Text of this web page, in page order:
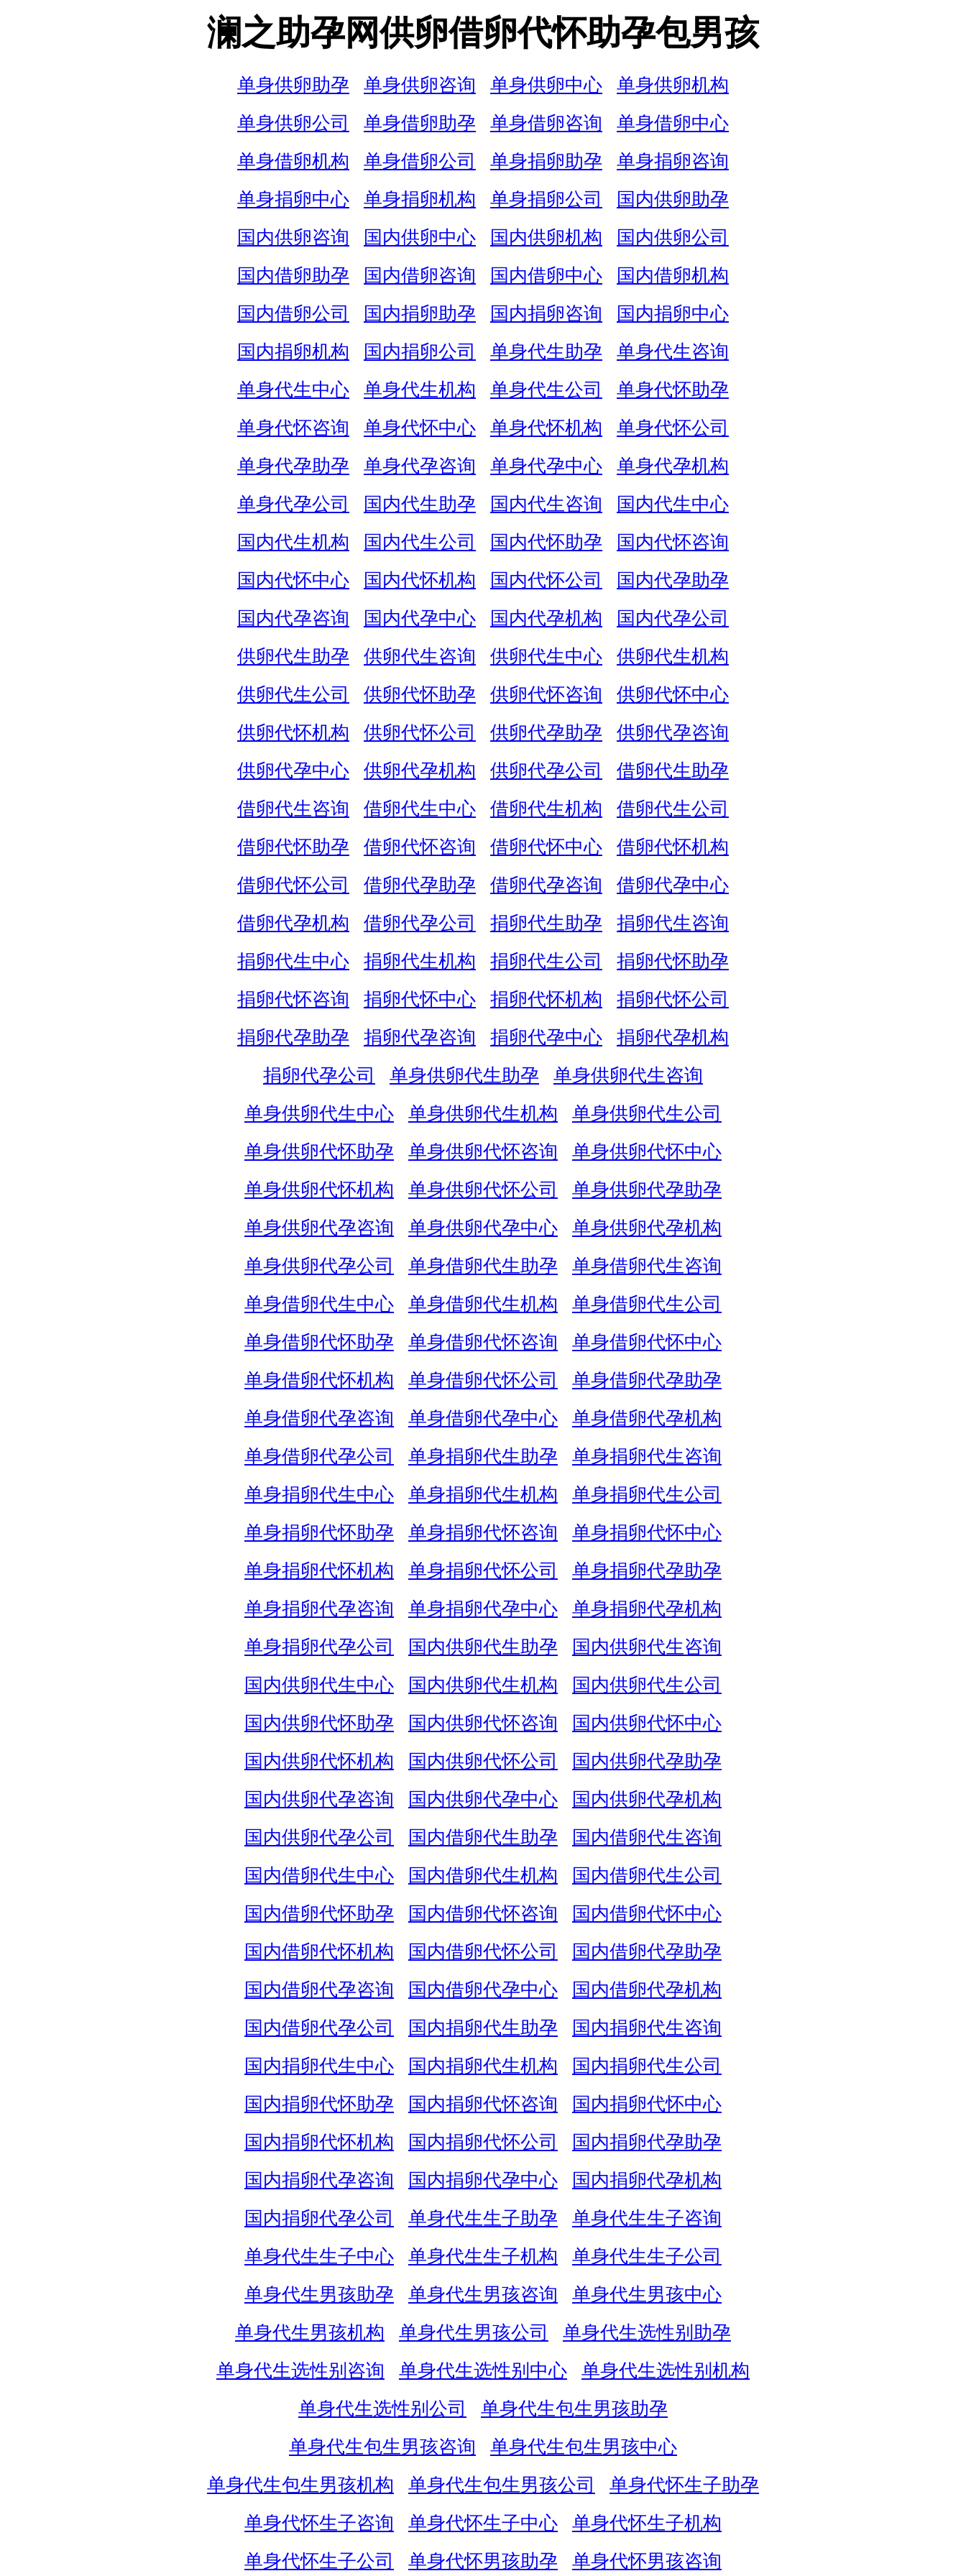
澜之助孕网供卵借卵代怀助孕包男孩
单身供卵助孕 单身供卵咨询 单身供卵中心
单身供卵机构
单身供卵公司
单身借卵助孕 单身借卵咨询
单身借卵中心
单身借卵机构
单身借卵公司 单身捐卵助孕
单身捐卵咨询
单身捐卵中心
单身捐卵机构 单身捐卵公司
国内供卵助孕
国内供卵咨询
国内供卵中心 国内供卵机构
国内供卵公司
国内借卵助孕
国内借卵咨询 国内借卵中心
国内借卵机构
国内借卵公司
国内捐卵助孕 国内捐卵咨询
国内捐卵中心
国内捐卵机构
国内捐卵公司 单身代生助孕
单身代生咨询
单身代生中心
单身代生机构 单身代生公司
单身代怀助孕
单身代怀咨询
单身代怀中心 单身代怀机构
单身代怀公司
单身代孕助孕
单身代孕咨询 单身代孕中心
单身代孕机构
单身代孕公司
国内代生助孕 国内代生咨询
国内代生中心
国内代生机构
国内代生公司 国内代怀助孕
国内代怀咨询
国内代怀中心
国内代怀机构 国内代怀公司
国内代孕助孕
国内代孕咨询
国内代孕中心 国内代孕机构
国内代孕公司
供卵代生助孕
供卵代生咨询 供卵代生中心
供卵代生机构
供卵代生公司
供卵代怀助孕 供卵代怀咨询
供卵代怀中心
供卵代怀机构
供卵代怀公司 供卵代孕助孕
供卵代孕咨询
供卵代孕中心
供卵代孕机构 供卵代孕公司
借卵代生助孕
借卵代生咨询
借卵代生中心 借卵代生机构
借卵代生公司
借卵代怀助孕
借卵代怀咨询 借卵代怀中心
借卵代怀机构
借卵代怀公司
借卵代孕助孕 借卵代孕咨询
借卵代孕中心
借卵代孕机构
借卵代孕公司 捐卵代生助孕
捐卵代生咨询
捐卵代生中心
捐卵代生机构 捐卵代生公司
捐卵代怀助孕
捐卵代怀咨询
捐卵代怀中心 捐卵代怀机构
捐卵代怀公司
捐卵代孕助孕
捐卵代孕咨询 捐卵代孕中心
捐卵代孕机构
捐卵代孕公司
单身供卵代生助孕
单身供卵代生咨询
单身供卵代生中心
单身供卵代生机构
单身供卵代生公司
单身供卵代怀助孕
单身供卵代怀咨询
单身供卵代怀中心
单身供卵代怀机构
单身供卵代怀公司
单身供卵代孕助孕
单身供卵代孕咨询
单身供卵代孕中心
单身供卵代孕机构
单身供卵代孕公司
单身借卵代生助孕
单身借卵代生咨询
单身借卵代生中心
单身借卵代生机构
单身借卵代生公司
单身借卵代怀助孕
单身借卵代怀咨询
单身借卵代怀中心
单身借卵代怀机构
单身借卵代怀公司
单身借卵代孕助孕
单身借卵代孕咨询
单身借卵代孕中心
单身借卵代孕机构
单身借卵代孕公司
单身捐卵代生助孕
单身捐卵代生咨询
单身捐卵代生中心
单身捐卵代生机构
单身捐卵代生公司
单身捐卵代怀助孕
单身捐卵代怀咨询
单身捐卵代怀中心
单身捐卵代怀机构
单身捐卵代怀公司
单身捐卵代孕助孕
单身捐卵代孕咨询
单身捐卵代孕中心
单身捐卵代孕机构
单身捐卵代孕公司
国内供卵代生助孕
国内供卵代生咨询
国内供卵代生中心
国内供卵代生机构
国内供卵代生公司
国内供卵代怀助孕
国内供卵代怀咨询
国内供卵代怀中心
国内供卵代怀机构
国内供卵代怀公司
国内供卵代孕助孕
国内供卵代孕咨询
国内供卵代孕中心
国内供卵代孕机构
国内供卵代孕公司
国内借卵代生助孕
国内借卵代生咨询
国内借卵代生中心
国内借卵代生机构
国内借卵代生公司
国内借卵代怀助孕
国内借卵代怀咨询
国内借卵代怀中心
国内借卵代怀机构
国内借卵代怀公司
国内借卵代孕助孕
国内借卵代孕咨询
国内借卵代孕中心
国内借卵代孕机构
国内借卵代孕公司
国内捐卵代生助孕
国内捐卵代生咨询
国内捐卵代生中心
国内捐卵代生机构
国内捐卵代生公司
国内捐卵代怀助孕
国内捐卵代怀咨询
国内捐卵代怀中心
国内捐卵代怀机构
国内捐卵代怀公司
国内捐卵代孕助孕
国内捐卵代孕咨询
国内捐卵代孕中心
国内捐卵代孕机构
国内捐卵代孕公司
单身代生生子助孕
单身代生生子咨询
单身代生生子中心
单身代生生子机构
单身代生生子公司
单身代生男孩助孕
单身代生男孩咨询
单身代生男孩中心
单身代生男孩机构
单身代生男孩公司
单身代生选性别助孕
单身代生选性别咨询
单身代生选性别中心
单身代生选性别机构
单身代生选性别公司
单身代生包生男孩助孕
单身代生包生男孩咨询
单身代生包生男孩中心
单身代生包生男孩机构
单身代生包生男孩公司
单身代怀生子助孕
单身代怀生子咨询
单身代怀生子中心
单身代怀生子机构
单身代怀生子公司
单身代怀男孩助孕 单身代怀男孩咨询